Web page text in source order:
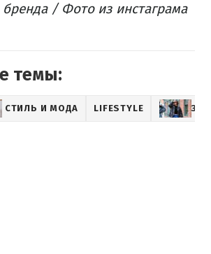
бренда / Фото из инстаграма
темы:
СТИЛЬ И МОДА LIFESTYLE